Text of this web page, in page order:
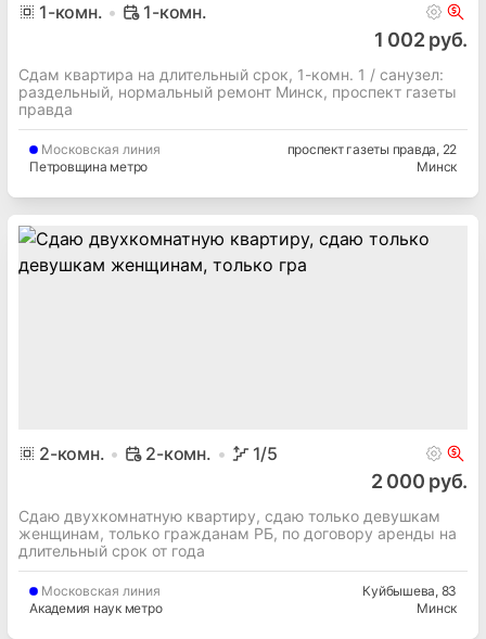
1-комн. 1-комн.
1 002 руб.
Сдам квартира на длительный срок, 1-комн. 1 / cанузел:
раздельный, нормальный ремонт Минск, проспект газеты
правда
Московская линия
Петровщина метро
проспект газеты правда, 22
Минск
2-комн. 2-комн. 1/5
2 000 руб.
Сдаю двухкомнатную квартиру, сдаю только девушкам
женщинам, только гражданам РБ, по договору аренды на
длительный срок от года
Московская линия
Академия наук метро
Куйбышева, 83
Минск